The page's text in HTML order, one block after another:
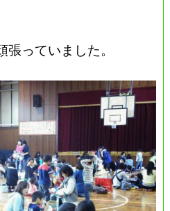
っていました。